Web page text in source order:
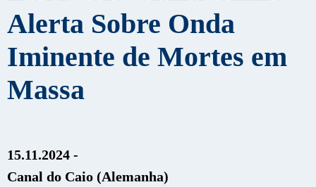
Alerta Sobre Onda
Iminente de Mortes em
Massa
15.11.2024 -
Canal do Caio (Alemanha)